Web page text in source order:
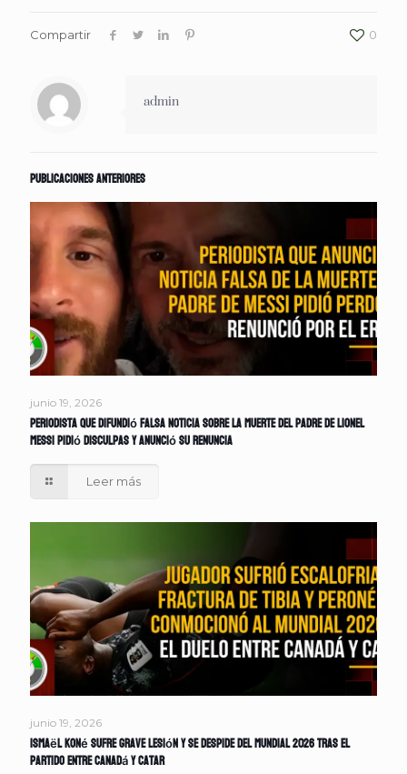
Compartir 0
admin
Publicaciones anteriores
junio 19, 2026
Periodista que difundió falsa noticia sobre la muerte del padre de Lionel
Messi pidió disculpas y anunció su renuncia
Leer más
junio 19, 2026
Ismaël Koné sufre grave lesión y se despide del Mundial 2026 tras el
partido entre Canadá y Catar